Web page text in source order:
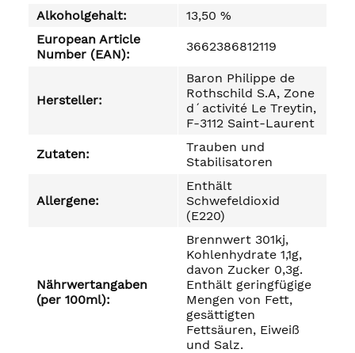
Alkoholgehalt:
13,50 %
European Article
Number (EAN):
3662386812119
Hersteller:
Baron Philippe de
Rothschild S.A, Zone
d´activité Le Treytin,
F-3112 Saint-Laurent
Zutaten:
Trauben und
Stabilisatoren
Allergene:
Enthält
Schwefeldioxid
(E220)
Nährwertangaben
(per 100ml):
Brennwert 301kj,
Kohlenhydrate 1,1g,
davon Zucker 0,3g.
Enthält geringfügige
Mengen von Fett,
gesättigten
Fettsäuren, Eiweiß
und Salz.